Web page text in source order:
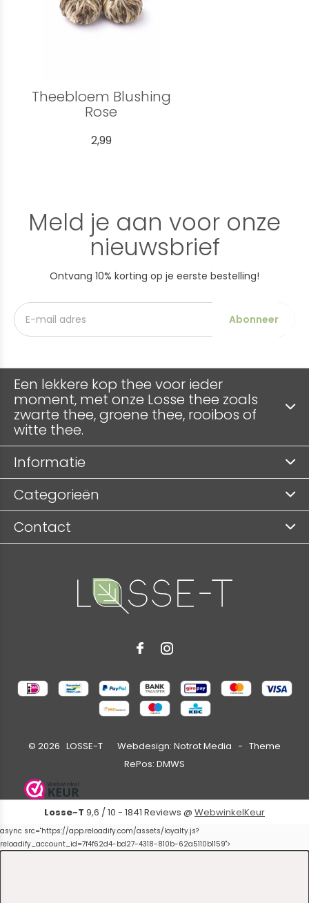
Theebloem Blushing
Rose
2,99
Meld je aan voor onze
nieuwsbrief
Ontvang 10% korting op je eerste bestelling!
Abonneer
Een lekkere kop thee voor ieder
moment, met onze Losse thee zoals
zwarte thee, groene thee, rooibos of
witte thee.
Informatie
Categorieën
Contact
© 2026 LOSSE-T Webdesign: Notrot Media - Theme
RePos: DMWS
Losse-T 9,6 / 10 - 1841 Reviews @ WebwinkelKeur
async src="https://app.reloadify.com/assets/loyalty.js?
reloadify_account_id=7f4f62d4-bd27-4318-810b-62a5110b1159">